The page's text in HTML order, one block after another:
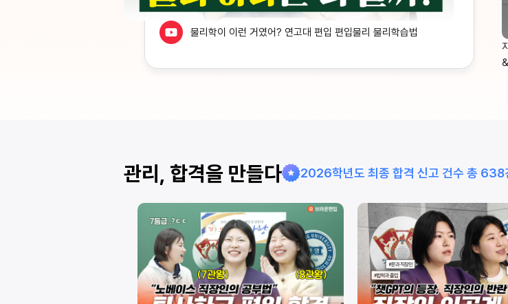
물리학이 이런 거였어? 연고대 편입 편입물리 물리학습법
관리, 합격을 만들다 2026학년도 최종 합격 신고 건수 총 638